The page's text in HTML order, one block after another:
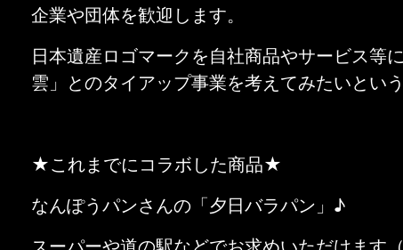
企業や団体を歓迎します。
日本遺産ロゴマークを自社商品やサービス等
雲」とのタイアップ事業を考えてみたいとい
★これまでにコラボした商品★
なんぽうパンさんの「夕日バラパン」♪